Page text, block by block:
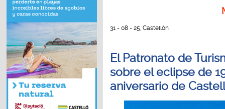
31 - 08 - 25, Castellón
El Patronato de
sobre el eclipse de
aniversario de